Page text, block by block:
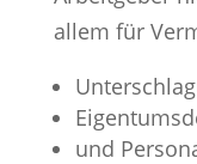
allem für
und